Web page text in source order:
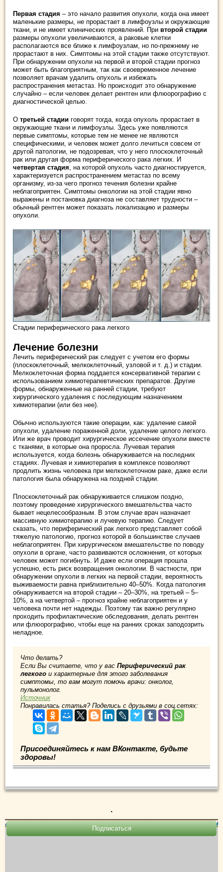
Первая стадия – это начало развития опухоли, когда она имеет
маленькие размеры, не прорастает в лимфоузлы и окружающие
ткани, и не имеет клинических проявлений. При второй стадии
размеры опухоли увеличиваются, а раковые клетки
располагаются все ближе к лимфоузлам, но по-прежнему не
прорастают в них. Симптомы на этой стадии также отсутствуют.
При обнаружении опухоли на первой и второй стадии прогноз
может быть благоприятным, так как своевременное лечение
позволяет врачам удалить опухоль и избежать
распространения метастаз. Но происходит это обнаружение
случайно – если человек делает рентген или флюорографию с
диагностической целью.
О третьей стадии говорят тогда, когда опухоль прорастает в
окружающие ткани и лимфоузлы. Здесь уже появляются
первые симптомы, которые тем не менее не являются
специфическими, и человек может долго лечиться совсем от
другой патологии, не подозревая, что у него плоскоклеточный
рак или другая форма периферического рака легких. И
четвертая стадия, на которой опухоль часто диагностируется,
характеризуется распространением метастаз по всему
организму, из-за чего прогноз течения болезни крайне
неблагоприятен. Симптомы онкологии на этой стадии явно
выражены и постановка диагноза не составляет трудности –
обычный рентген может показать локализацию и размеры
опухоли.
Стадии периферического рака легкого
Лечение болезни
Лечить периферический рак следует с учетом его формы
(плоскоклеточный, мелкоклеточный, узловой и т. д.) и стадии.
Мелкоклеточная форма поддается консервативной терапии с
использованием химиотерапевтических препаратов. Другие
формы, обнаруженные на ранней стадии, требуют
хирургического удаления с последующим назначением
химиотерапии (или без нее).
Обычно используются такие операции, как: удаление самой
опухоли, удаление пораженной доли, удаление целого легкого.
Или же врач проводит хирургическое иссечение опухоли вместе
с тканями, в которые она проросла. Лучевая терапия
используется, когда болезнь обнаруживается на последних
стадиях. Лучевая и химиотерапия в комплексе позволяют
продлить жизнь человека при мелкоклеточном раке, даже если
патология была обнаружена на поздней стадии.
Плоскоклеточный рак обнаруживается слишком поздно,
поэтому проведение хирургического вмешательства часто
бывает нецелесообразным. В этом случае врач назначает
массивную химиотерапию и лучевую терапию. Следует
сказать, что периферический рак легкого представляет собой
тяжелую патологию, прогноз которой в большинстве случаев
неблагоприятен. При хирургическом вмешательстве по поводу
опухоли в органе, часто развиваются осложнения, от которых
человек может погибнуть. И даже если операция прошла
успешно, есть риск возвращения онкологии. В частности, при
обнаружении опухоли в легких на первой стадии, вероятность
выживаемости равна приблизительно 40–50%. Когда патология
обнаруживается на второй стадии – 20–30%, на третьей – 5–
10%, а на четвертой – прогноз крайне неблагоприятен и у
человека почти нет надежды. Поэтому так важно регулярно
проходить профилактические обследования, делать рентген
или флюорографию, чтобы еще на ранних сроках заподозрить
неладное.
Что делать?
Если Вы считаете, что у вас Периферический рак
легкого и характерные для этого заболевания
симптомы, то вам могут помочь врачи: онколог,
пульмонолог.
Источник
Понравилась статья? Поделись с друзьями в соц.сетях:
Присоединяйтесь к нам ВКонтакте, будьте
здоровы!
.